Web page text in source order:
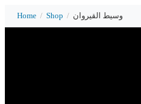
Home / Shop / وسيط القيروان